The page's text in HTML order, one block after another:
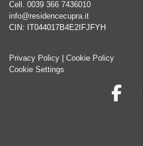
Cell. 0039 366 7436010
info@residencecupra.it
CIN: IT044017B4E2IFJFYH
Privacy Policy | Cookie Policy
Cookie Settings